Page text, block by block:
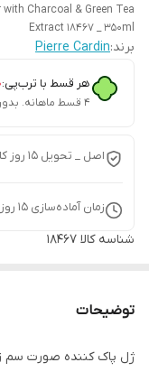
Charcoal & Green Tea
Extract 18467 _ 350ml
برند:Pierre Cardin
هر قسط با ترب‌پی:
۴ قسط ماهانه. بدون سود، چک و ضامن.
اصل _ تحویل ۱۵ روز کاری
زمان آماده‌سازی 15
شناسه کالا 18467
توضیحات
ژل پاک کننده صورت سم